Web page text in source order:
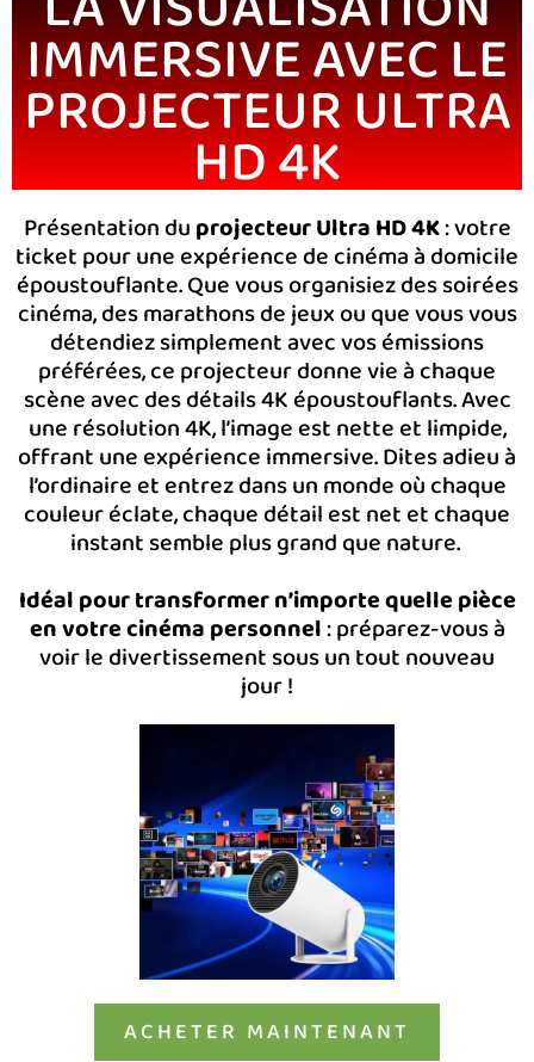
IMMERSIVE AVEC LE
PROJECTEUR ULTRA
HD 4K
Présentation duprojecteur Ultra HD 4K: votre
ticket pour une expérience de cinéma à domicile
époustouflante. Que vous organisiez des soirées
cinéma, des marathons de jeux ou que vous vous
détendiez simplement avec vos émissions
préférées, ce projecteur donne vie à chaque
scène avec des détails 4K époustouflants. Avec
une résolution 4K, l’image est nette et limpide,
offrant une expérience immersive. Dites adieu à
l’ordinaire et entrez dans un monde où chaque
couleur éclate, chaque détail est net et chaque
instant semble plus grand que nature.
Idéal pour transformer n’importe quelle pièce
en votre cinéma personnel: préparez-vous à
voir le divertissement sous un tout nouveau
jour !
ACHETER MAINTENANT